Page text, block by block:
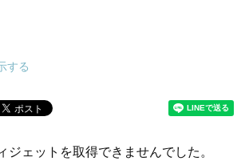
する
ジェットを取得できませんでした。